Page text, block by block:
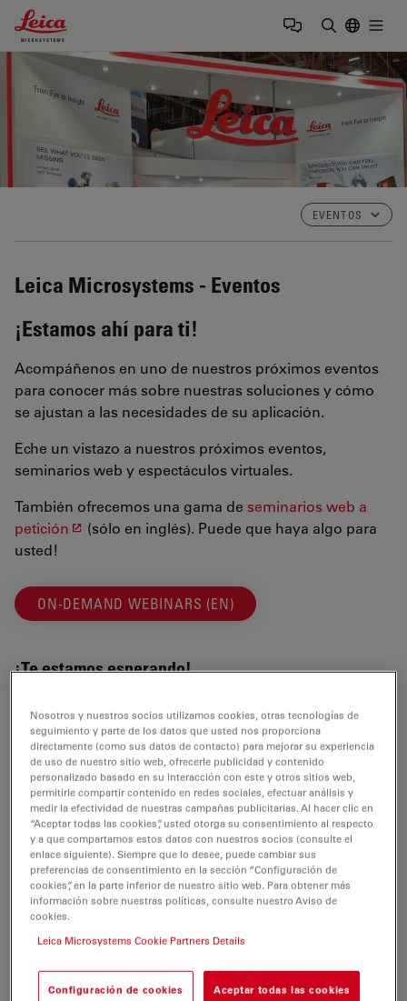
Leica Microsystems Logo
EVENTOS
Leica Microsystems - Eventos
¡Estamos ahí para ti!
Acompáñenos en uno de nuestros próximos eventos
para conocer más sobre nuestras soluciones y cómo
se ajustan a las necesidades de su aplicación.
Eche un vistazo a nuestros próximos eventos,
seminarios web y espectáculos virtuales.
También ofrecemos una gama de seminarios web a
petición
(sólo en inglés). Puede que haya algo para
usted!
ON-DEMAND WEBINARS (EN)
¡Te estamos esperando!
Nosotros y nuestros socios utilizamos cookies, otras tecnologías de
seguimiento y parte de los datos que usted nos proporciona
directamente (como sus datos de contacto) para mejorar su experiencia
de uso de nuestro sitio web, ofrecerle publicidad y contenido
personalizado basado en su interacción con este y otros sitios web,
permitirle compartir contenido en redes sociales, efectuar análisis y
medir la efectividad de nuestras campañas publicitarias. Al hacer clic en
“Aceptar todas las cookies”, usted otorga su consentimiento al respecto
y a que compartamos estos datos con nuestros socios (consulte el
enlace siguiente). Siempre que lo desee, puede cambiar sus
preferencias de consentimiento en la sección “Configuración de
cookies”, en la parte inferior de nuestro sitio web. Para obtener más
información sobre nuestras políticas, consulte nuestro Aviso de
cookies.
Leica Microsystems Cookie Partners Details
Configuración de cookies Aceptar todas las cookies